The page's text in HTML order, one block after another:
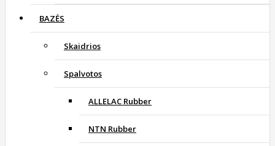
BAZĖS
Skaidrios
Spalvotos
ALLELAC Rubber
NTN Rubber